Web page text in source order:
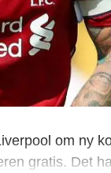
om ny
gratis. Det